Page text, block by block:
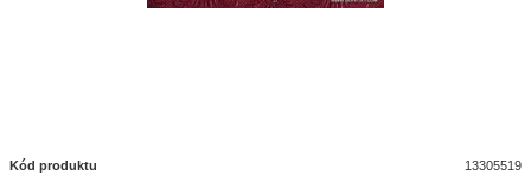
Kód produktu
13305519